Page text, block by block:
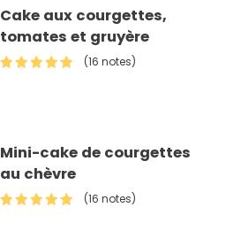
Cake aux courgettes,
tomates et gruyère
(16 notes)
Mini-cake de courgettes
au chèvre
(16 notes)